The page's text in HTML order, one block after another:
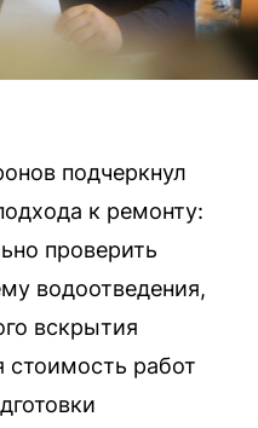
подчеркнул
к ремонту:
проверить
водоотведения,
вскрытия
стоимость работ